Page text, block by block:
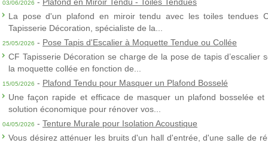
03/06/2026
La pose d'un plafond en miroir tendu avec les toiles tendues
Tapisserie Décoration, spécialiste de la...
25/05/2026 - Pose Tapis d'Escalier à Moquette Tendue ou Collée
CF Tapisserie Décoration se charge de la pose de tapis
la moquette collée en fonction de...
15/05/2026 - Plafond Tendu pour Masquer un Plafond Bosselé
Une façon rapide et efficace de masquer un plafond bosselée
solution économique pour rénover vos...
04/05/2026 - Tenture Murale pour Isolation Acoustique
Vous désirez atténuer les bruits d'un hall d'entrée, d'une salle de